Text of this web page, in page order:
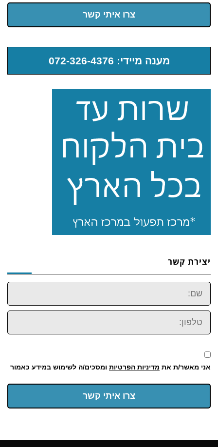
צרו איתי קשר
מענה מיידי: 072-326-4376
יצירת קשר
שם:
טלפון:
אני מאשר/ת את מדיניות הפרטיות ומסכים/ה לשימוש במידע כאמור
צרו איתי קשר